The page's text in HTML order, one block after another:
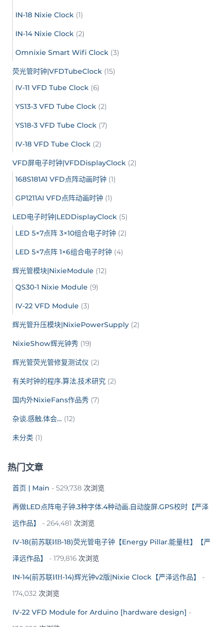
IN-18 Nixie Clock (1)
IN-14 Nixie Clock (2)
Omnixie Smart Wifi Clock (3)
荧光管时钟|VFDTubeClock (15)
IV-11 VFD Tube Clock (6)
YS13-3 VFD Tube Clock (2)
YS18-3 VFD Tube Clock (7)
IV-18 VFD Tube Clock (2)
VFD屏电子时钟|VFDDisplayClock (2)
168S181A1 VFD点阵动画时钟 (1)
GP1211AI VFD点阵动画时钟 (1)
LED电子时钟|LEDDisplayClock (5)
LED 5×7点阵 3×10组合电子时钟 (2)
LED 5×7点阵 1×6组合电子时钟 (4)
辉光管模块|NixieModule (12)
QS30-1 Nixie Module (9)
IV-22 VFD Module (3)
辉光管升压模块|NixiePowerSupply (2)
NixieShow辉光钟秀 (19)
辉光管荧光管修复测试仪 (2)
有关时钟的程序.算法.技术研究 (2)
国内外NixieFans作品秀 (7)
杂谈.感触.体会… (12)
未分类 (1)
热门文章
首页 | Main - 529,738 次浏览
再做LED点阵电子钟.3种字体.4种动画.自动旋屏.GPS校时【严泽
远作品】
- 264,481 次浏览
IV-18(前苏联ИВ-18)荧光管电子钟【Energy Pillar.能量柱】【严
泽远作品】
- 179,816 次浏览
IN-14(前苏联ИН-14)辉光钟v2版|Nixie Clock【严泽远作品】
-
174,032 次浏览
IV-22 VFD Module for Arduino [hardware design] -